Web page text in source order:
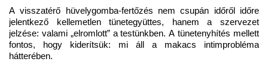
A visszatérő hüvelygomba-fertőzés nem csupán időről időre
jelentkező kellemetlen tünetegyüttes, hanem a szervezet
jelzése: valami „elromlott” a testünkben. A tünetenyhítés mellett
fontos, hogy kiderítsük: mi áll a makacs intimprobléma
hátterében.